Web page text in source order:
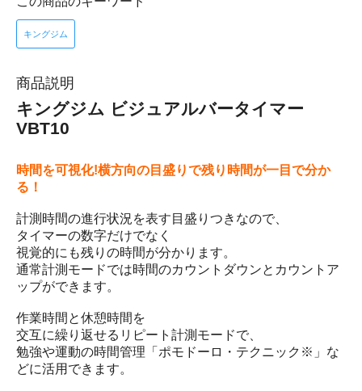
キングジム
商品説明
キングジム ビジュアルバータイマー
VBT10
時間を可視化!横方向の目盛りで残り時間が一目で分か
る！
計測時間の進行状況を表す目盛りつきなので、
タイマーの数字だけでなく
視覚的にも残りの時間が分かります。
通常計測モードでは時間のカウントダウンとカウントア
ップができます。
作業時間と休憩時間を
交互に繰り返せるリピート計測モードで、
勉強や運動の時間管理「ポモドーロ・テクニック※」な
どに活用できます。